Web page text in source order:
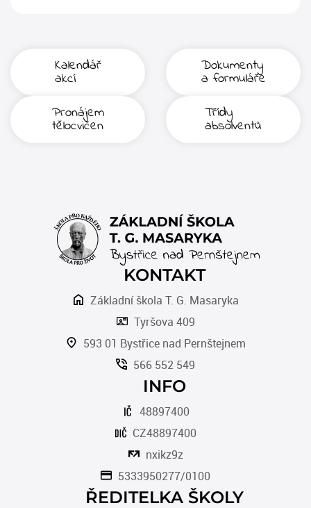
Kalendář
akcí
Dokumenty
a formuláře
Pronájem
tělocvičen
Třídy
absolventů
KONTAKT
Základní škola T. G. Masaryka
Tyršova 409
593 01 Bystřice nad Pernštejnem
566 552 549
INFO
48897400
CZ48897400
nxikz9z
5333950277/0100
ŘEDITELKA ŠKOLY